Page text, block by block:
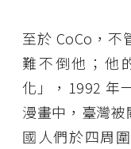
至於 CoCo，不
難不倒他；他
化」，1992 年
漫畫中，臺灣
國人們於四周